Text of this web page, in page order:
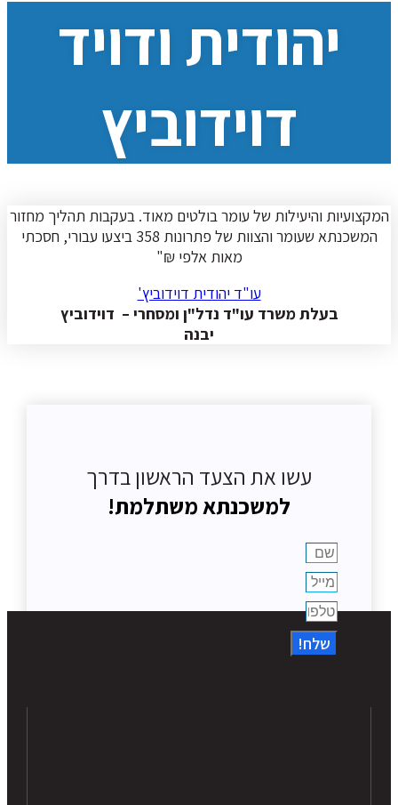
יהודית ודויד
דוידוביץ
המקצועיות והיעילות של עומר בולטים מאוד. בעקבות תהליך מחזור
המשכנתא שעומר והצוות של פתרונות 358 ביצעו עבורי, חסכתי
מאות אלפי ₪"
עו"ד יהודית דוידוביץ'
בעלת משרד עו"ד נדל"ן ומסחרי – דוידוביץ
יבנה
עשו את הצעד הראשון בדרך
למשכנתא משתלמת!
שלח!